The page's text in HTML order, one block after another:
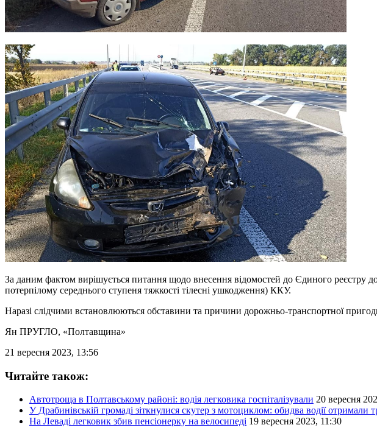
За даним фактом вирішується питання щодо внесення відомостей до Єдиного реєстру
потерпілому середнього ступеня тяжкості тілесні ушкодження) ККУ.
Наразі слідчими встановлюються обставини та причини дорожньо-транспортної
Ян ПРУГЛО, «Полтавщина»
21 вересня 2023, 13:56
Читайте також:
Автотроща в Полтавському районі: водія легковика госпіталізували 20 вересня
У Драбинівській громаді зіткнулися скутер з мотоциклом: обидва водії отримали
На Леваді легковик збив пенсіонерку на велосипеді 19 вересня 2023, 11:30